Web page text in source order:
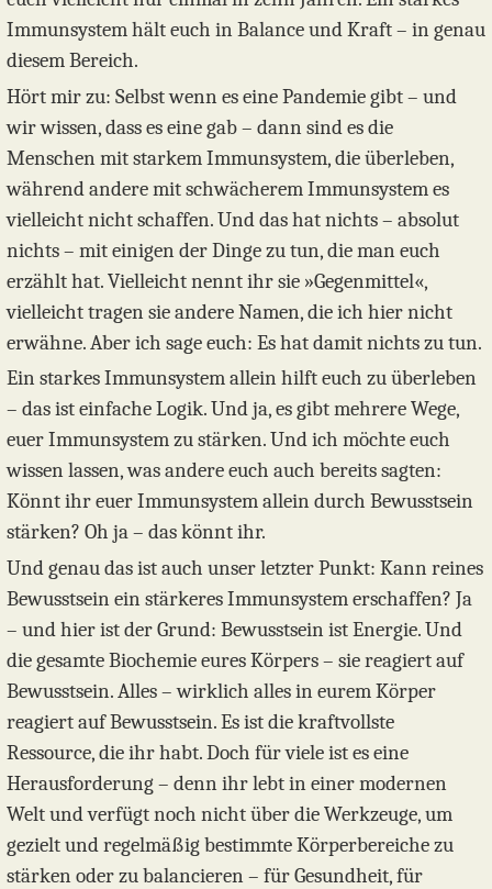
Immunsystem hält euch in Balance und Kraft – in genau
diesem Bereich.
Hört mir zu: Selbst wenn es eine Pandemie gibt – und
wir wissen, dass es eine gab – dann sind es die
Menschen mit starkem Immunsystem, die überleben,
während andere mit schwächerem Immunsystem es
vielleicht nicht schaffen. Und das hat nichts – absolut
nichts – mit einigen der Dinge zu tun, die man euch
erzählt hat. Vielleicht nennt ihr sie »Gegenmittel«,
vielleicht tragen sie andere Namen, die ich hier nicht
erwähne. Aber ich sage euch: Es hat damit nichts zu tun.
Ein starkes Immunsystem allein hilft euch zu überleben
– das ist einfache Logik. Und ja, es gibt mehrere Wege,
euer Immunsystem zu stärken. Und ich möchte euch
wissen lassen, was andere euch auch bereits sagten:
Könnt ihr euer Immunsystem allein durch Bewusstsein
stärken? Oh ja – das könnt ihr.
Und genau das ist auch unser letzter Punkt: Kann reines
Bewusstsein ein stärkeres Immunsystem erschaffen? Ja
– und hier ist der Grund: Bewusstsein ist Energie. Und
die gesamte Biochemie eures Körpers – sie reagiert auf
Bewusstsein. Alles – wirklich alles in eurem Körper
reagiert auf Bewusstsein. Es ist die kraftvollste
Ressource, die ihr habt. Doch für viele ist es eine
Herausforderung – denn ihr lebt in einer modernen
Welt und verfügt noch nicht über die Werkzeuge, um
gezielt und regelmäßig bestimmte Körperbereiche zu
stärken oder zu balancieren – für Gesundheit, für